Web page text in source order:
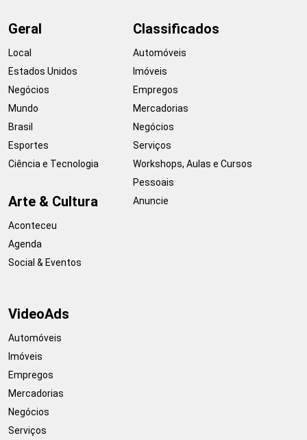
Geral
Local
Estados Unidos
Negócios
Mundo
Brasil
Esportes
Ciência e Tecnologia
Arte & Cultura
Aconteceu
Agenda
Social & Eventos
Classificados
Automóveis
Imóveis
Empregos
Mercadorias
Negócios
Serviços
Workshops, Aulas e Cursos
Pessoais
Anuncie
VideoAds
Automóveis
Imóveis
Empregos
Mercadorias
Negócios
Serviços